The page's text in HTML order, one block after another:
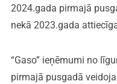
2024.gada pirmajā
nekā 2023.gada
“Gaso” ieņēmumi no
pirmajā pusgadā